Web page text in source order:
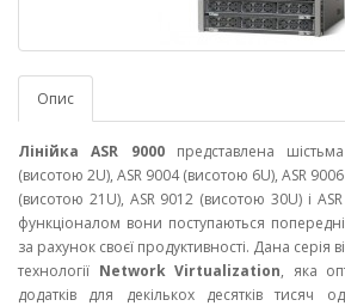
Опис
Лінійка ASR 9000представлена
(висотою 2U), ASR 9004 (висотою 6U), ASR
(висотою 21U), ASR 9012 (висотою 30U) і
функціоналом вони поступаються
за рахунок своєї продуктивності. Дана серія
технології Network Virtualization, яка
додатків для декількох десятків тисяч